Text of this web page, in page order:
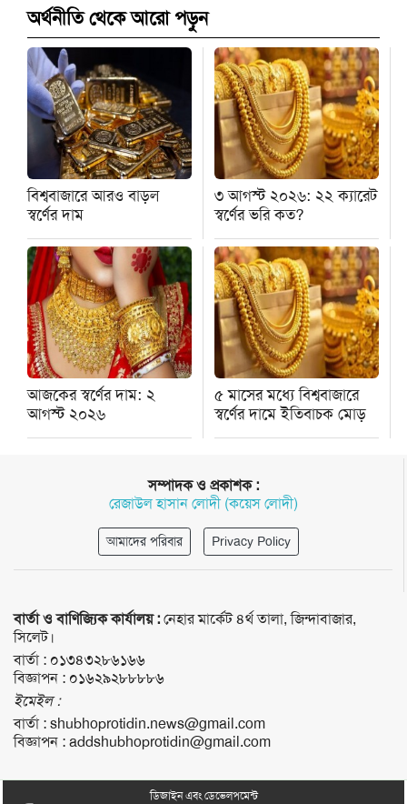
অর্থনীতি থেকে আরো পড়ুন
বিশ্ববাজারে আরও বাড়ল
স্বর্ণের দাম
৩ আগস্ট ২০২৬: ২২ ক্যারেট
স্বর্ণের ভরি কত?
আজকের স্বর্ণের দাম: ২
আগস্ট ২০২৬
৫ মাসের মধ্যে বিশ্ববাজারে
স্বর্ণের দামে ইতিবাচক মোড়
সম্পাদক ও প্রকাশক :
রেজাউল হাসান লোদী (কয়েস লোদী)
আমাদের পরিবার Privacy Policy
বার্তা ও বাণিজ্যিক কার্যালয় :নেহার মার্কেট ৪র্থ তালা, জিন্দাবাজার,
সিলেট।
বার্তা : ০১৩৪৩২৮৬১৬৬
বিজ্ঞাপন : ০১৬২৯২৮৮৮৮৬
ইমেইল :
বার্তা :shubhoprotidin.news@gmail.com
বিজ্ঞাপন :addshubhoprotidin@gmail.com
ডিজাইন এবং ডেভেলপমেন্ট